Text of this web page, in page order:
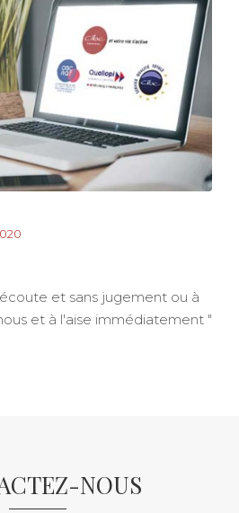
et sans jugement ou à
et à l'aise immédiatement "
NOUS